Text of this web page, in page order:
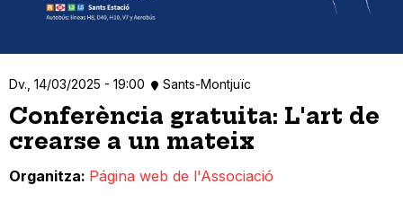
Dv., 14/03/2025 - 19:00 Sants-Montjuïc
Conferència gratuita: L'art de
crearse a un mateix
Organitza Página web de l'Associació